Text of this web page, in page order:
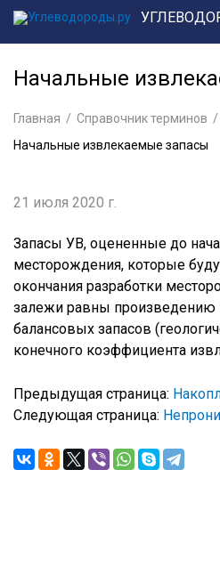
Начальные
Главная Справочник терминов
Начальные извлекаемые запасы
21 июля 2020 г.
Запасы УВ, оце­ненные до
месторождения, кото­рые
окончания раз­работки
залежи равны произведению
балансовых запасов
конечного коэф­фициента
Предыдущая страница:
Следующая страница: